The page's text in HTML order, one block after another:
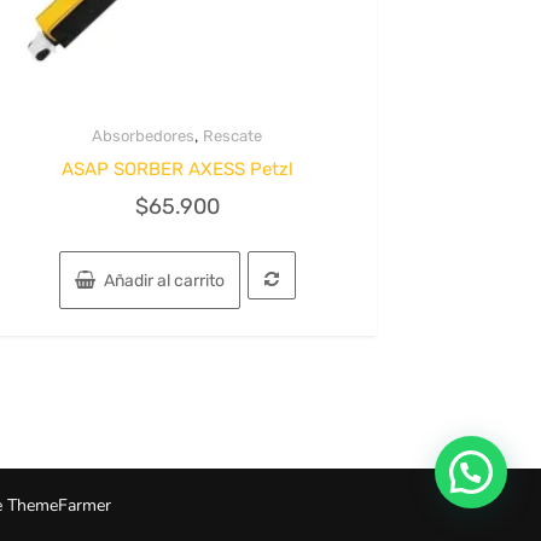
Absorbedores, Rescate
ASAP SORBER AXESS Petzl
$65.900
Añadir al carrito
ThemeFarmer